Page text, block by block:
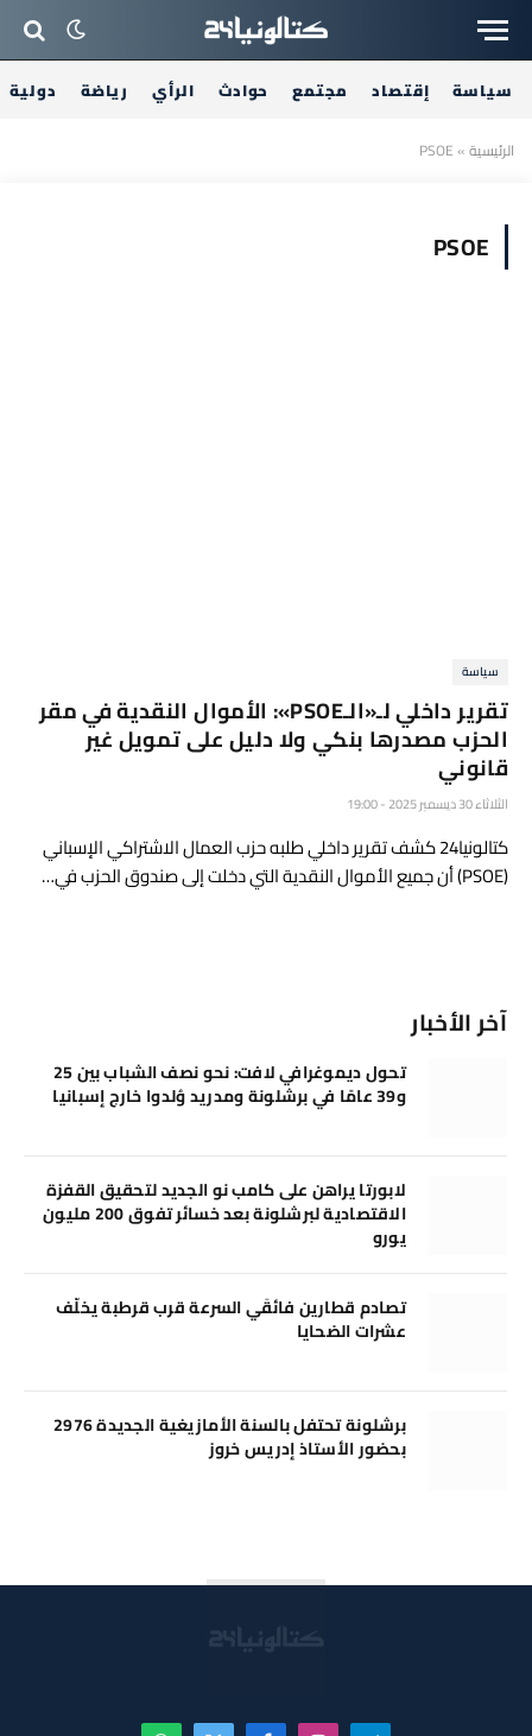
سياسة إقتصاد مجتمع حوادث الرأي رياضة دولية
الرئيسية»
PSOE
PSOE
سياسة
تقرير داخلي لـ«الـPSOE»: الأموال النقدية في مقر
الحزب مصدرها بنكي ولا دليل على تمويل غير
قانوني
الثلاثاء 30 ديسمبر 2025 - 19:00
كتالونيا24 كشف تقرير داخلي طلبه حزب العمال الاشتراكي الإسباني
(PSOE) أن جميع الأموال النقدية التي دخلت إلى صندوق الحزب في…
آخر الأخبار
تحول ديموغرافي لافت: نحو نصف الشباب بين 25
و39 عامًا في برشلونة ومدريد وُلدوا خارج إسبانيا
لابورتا يراهن على كامب نو الجديد لتحقيق القفزة
الاقتصادية لبرشلونة بعد خسائر تفوق 200 مليون
يورو
تصادم قطارين فائقَي السرعة قرب قرطبة يخلّف
عشرات الضحايا
برشلونة تحتفل بالسنة الأمازيغية الجديدة 2976
بحضور الأستاذ إدريس خروز